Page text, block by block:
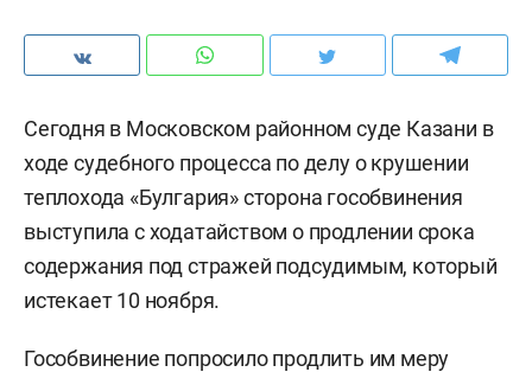
Сегодня в Московском районном суде Казани в
ходе судебного процесса по делу о крушении
теплохода «Булгария» сторона гособвинения
выступила с ходатайством о продлении срока
содержания под стражей подсудимым, который
истекает 10 ноября.
Гособвинение попросило продлить им меру